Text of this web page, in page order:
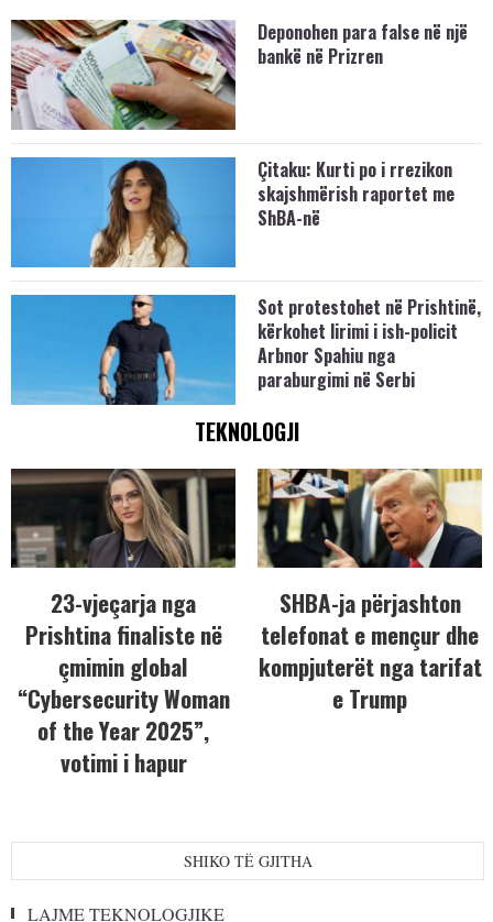
Deponohen para false në një
bankë në Prizren
Çitaku: Kurti po i rrezikon
skajshmërish raportet me
ShBA-në
Sot protestohet në Prishtinë,
kërkohet lirimi i ish-policit
Arbnor Spahiu nga
paraburgimi në Serbi
TEKNOLOGJI
23-vjeçarja nga
Prishtina finaliste në
çmimin global
“Cybersecurity Woman
of the Year 2025”,
votimi i hapur
SHBA-ja përjashton
telefonat e mençur dhe
kompjuterët nga tarifat
e Trump
SHIKO TË GJITHA
LAJME TEKNOLOGJIKE